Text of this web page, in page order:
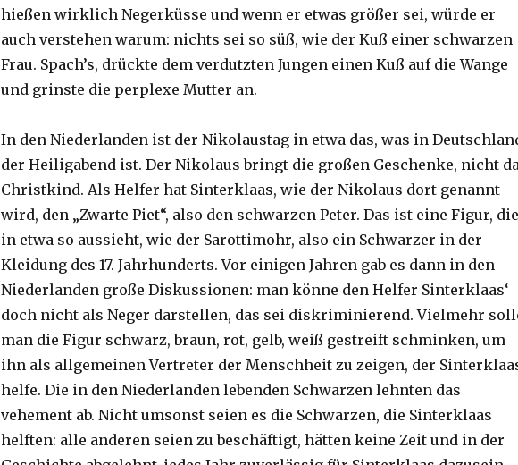
hießen wirklich Negerküsse und wenn er etwas größer sei, würde er
auch verstehen warum: nichts sei so süß, wie der Kuß einer schwarzen
Frau. Spach’s, drückte dem verdutzten Jungen einen Kuß auf die Wange
und grinste die perplexe Mutter an.
In den Niederlanden ist der Nikolaustag in etwa das, was in
der Heiligabend ist. Der Nikolaus bringt die großen Geschenke, nicht
Christkind. Als Helfer hat Sinterklaas, wie der Nikolaus dort genannt
wird, den „Zwarte Piet“, also den schwarzen Peter. Das ist eine Figur, die
in etwa so aussieht, wie der Sarottimohr, also ein Schwarzer in der
Kleidung des 17. Jahrhunderts. Vor einigen Jahren gab es dann in den
Niederlanden große Diskussionen: man könne den Helfer Sinterklaas‘
doch nicht als Neger darstellen, das sei diskriminierend. Vielmehr
man die Figur schwarz, braun, rot, gelb, weiß gestreift schminken, um
ihn als allgemeinen Vertreter der Menschheit zu zeigen, der
helfe. Die in den Niederlanden lebenden Schwarzen lehnten das
vehement ab. Nicht umsonst seien es die Schwarzen, die Sinterklaas
helften: alle anderen seien zu beschäftigt, hätten keine Zeit und in der